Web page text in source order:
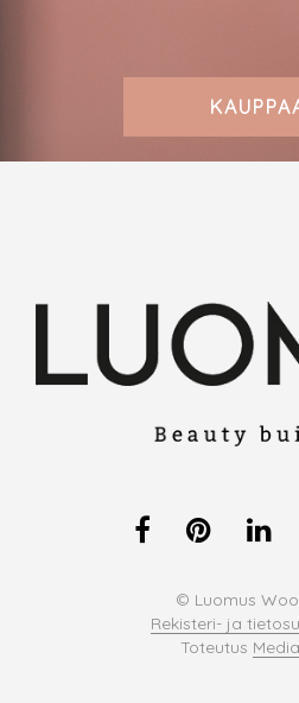
© Luomus
Rekisteri- ja
Toteutus